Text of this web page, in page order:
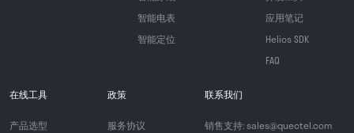
智能电表
智能定位
应用笔记
Helios SDK
FAQ
在线工具
产品选型
政策
服务协议
联系我们
销售支持: sales@quectel.com